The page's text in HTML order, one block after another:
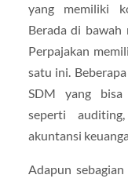
yang memiliki
Berada di bawah
Perpajakan
satu ini.
SDM yang bisa
seperti
akuntansi
Adapun